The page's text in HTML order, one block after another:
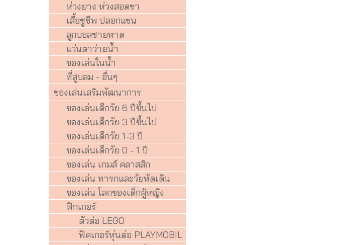
ห่วงยาง ห่วงสอดขา
เสื้อชูชีพ ปลอกแขน
ลูกบอลชายหาด
แว่นตาว่ายน้ำ
ของเล่นในน้ำ
ที่สูบลม - อื่นๆ
ของเล่นเสริมพัฒนาการ
ของเล่นเด็กวัย 6 ปีขึ้นไป
ของเล่นเด็กวัย 3 ปีขึ้นไป
ของเล่นเด็กวัย 1-3 ปี
ของเล่นเด็กวัย 0 - 1 ปี
ของเล่น เกมส์ คลาสสิก
ของเล่น ทารกและวัยหัดเดิน
ของเล่น โลกของเด็กผู้หญิง
ฟิกเกอร์
ตัวต่อ LEGO
ฟิคเกอร์หุ่นต่อ PLAYMOBIL